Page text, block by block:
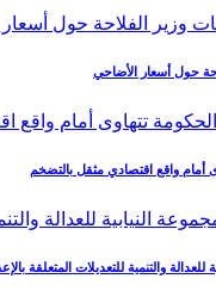
حول أسعار الأضاحي
أمام واقع اقتصادي مثقل بالتضخم
والتنمية للتعديلات المتعلقة